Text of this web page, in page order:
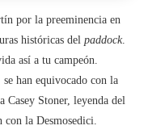
por la preeminencia en
históricas del paddock.
así a tu campeón.
se han equivocado con la
Casey Stoner, leyenda del
con la Desmosedici.